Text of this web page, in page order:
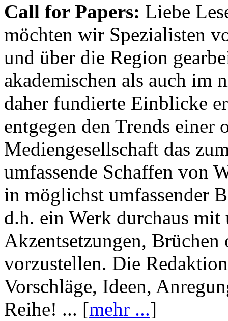
Call for Papers: Liebe
möchten wir Spezialisten
und über die Region
akademischen als auch im
daher fundierte Einblicke
entgegen den Trends einer
Mediengesellschaft das
umfassende Schaffen von
in möglichst umfassender
d.h. ein Werk durchaus mit
Akzentsetzungen, Brüchen
vorzustellen. Die
Vorschläge, Ideen,
Reihe! ... [mehr ...]